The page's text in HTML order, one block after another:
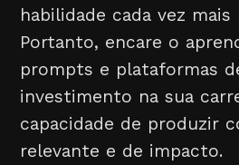
habilidade cada vez mais
Portanto, encare o
prompts e plataformas
investimento na sua
capacidade de produzir
relevante e de impacto.